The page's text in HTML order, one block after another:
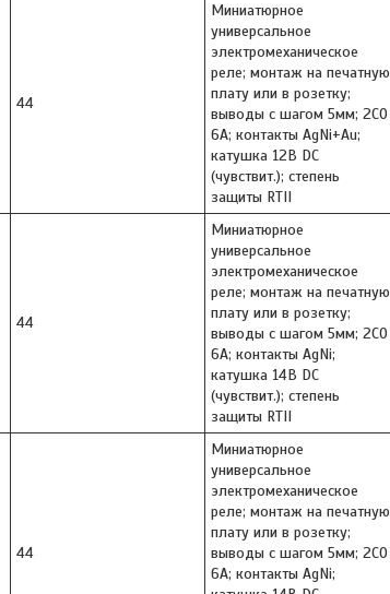
44
Миниатюрное
универсальное
электромеханическое
реле; монтаж на печатную
плату или в розетку;
выводы с шагом 5мм; 2СO
6A; контакты AgNi+Au;
катушка 12В DC
(чувствит.); степень
защиты RTII
44
Миниатюрное
универсальное
электромеханическое
реле; монтаж на печатную
плату или в розетку;
выводы с шагом 5мм; 2СO
6A; контакты AgNi;
катушка 14В DC
(чувствит.); степень
защиты RTII
44
Миниатюрное
универсальное
электромеханическое
реле; монтаж на печатную
плату или в розетку;
выводы с шагом 5мм; 2СO
6A; контакты AgNi;